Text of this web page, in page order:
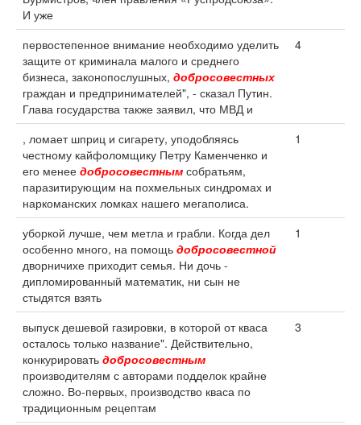
И уже
первостепенное внимание необходимо уделить
защите от криминала малого и среднего
бизнеса, законопослушных, добросовестных
граждан и предпринимателей", - сказал Путин.
Глава государства также заявил, что МВД и
4
, ломает шприц и сигарету, уподобляясь
честному кайфоломщику Петру Каменченко и
его менее добросовестным собратьям,
паразитирующим на похмельных синдромах и
наркоманских ломках нашего мегаполиса.
1
уборкой лучше, чем метла и грабли. Когда дел
особенно много, на помощь добросовестной
дворничихе приходит семья. Ни дочь -
дипломированный математик, ни сын не
стыдятся взять
1
выпуск дешевой газировки, в которой от кваса
осталось только название". Действительно,
конкурировать добросовестным
производителям с авторами подделок крайне
сложно. Во-первых, производство кваса по
традиционным рецептам
3